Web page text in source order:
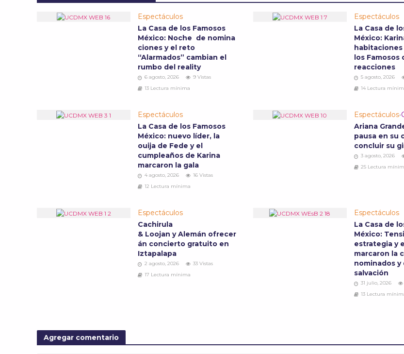
Espectáculos
La Casa de los Famosos
México: Noche de nomina
ciones y el reto
“Alarmados” cambian el
rumbo del reality
6 agosto, 2026
9 Vistas
13 Lectura mínima
Espectáculos
La Casa de
México:
habitaciones
los Famosos
reacciones
5 agosto, 2026
14 Lectura
Espectáculos
La Casa de los Famosos
México: nuevo líder, la
ouija de Fede y el
cumpleaños de Karina
marcaron la gala
4 agosto, 2026
16 Vistas
12 Lectura mínima
Espectáculos•
Ariana
pausa en su
concluir su
3 agosto, 2026
25 Lectura
Espectáculos
Cachirula
& Loojan y Alemán ofrecer
án concierto gratuito en
Iztapalapa
2 agosto, 2026
33 Vistas
17 Lectura mínima
Espectáculos
La Casa de
México:
estrategia y
marcaron la
nominados
salvación
31 julio, 2026
13 Lectura
Agregar comentario